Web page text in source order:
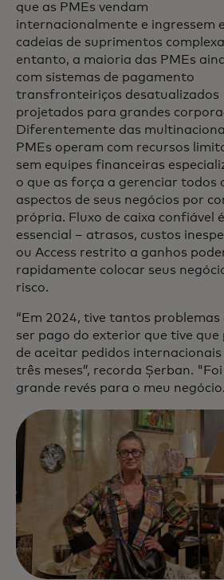
que as PMEs vendam
internacionalmente e ingressem
cadeias de suprimentos
entanto, a maioria das PMEs
com sistemas de pagamento
transfronteiriços desatualizados
projetados para grandes
Diferentemente das
PMEs operam com recursos
sem equipes financeiras
o que as força a gerenciar todos
aspectos de seus negócios por
própria. Fluxo de caixa confiável é
essencial – atrasos, custos
ou Access restrito a ganhos
rapidamente colocar seus
risco.
“Em 2024, tive tantos problemas
ser pago do exterior que tive que
de aceitar pedidos internacionais
três meses”, recorda Șerban.
grande revés para o meu